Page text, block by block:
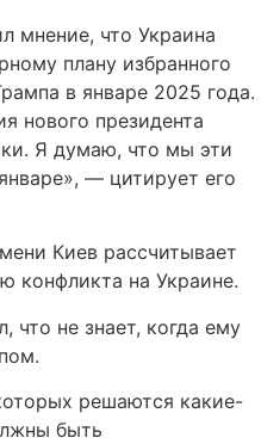
мнение, что Украина
плану избранного
в январе 2025 года.
нового президента
Я думаю, что мы эти
— цитирует его
Киев рассчитывает
конфликта на Украине.
что не знает, когда ему
решаются какие-
быть